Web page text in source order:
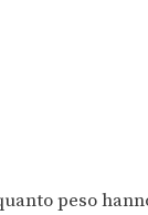
peso